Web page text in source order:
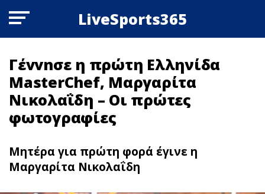
LiveSports365
Γέvvnσε η πρώτη Ελληνίδα
MasterChef, Μαργαρίτα
Νικολαΐδη – Οι πρώτες
φωτoγραφίες
Μητέρα για πρώτη φορά έγινε η
Μαργαρίτα Νικολαΐδη